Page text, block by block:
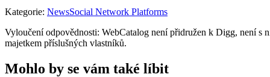
Kategorie: NewsSocial Network Platforms
Vyloučení odpovědnosti: WebCatalog není přidružen k Digg, není s
majetkem příslušných vlastníků.
Mohlo by se vám také líbit